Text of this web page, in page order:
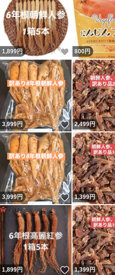
1,899円 いいね！
800円
3,999円 いいね！
2,499円
3,999円 いいね！
1,399円
1,899円 いいね！
1,399円